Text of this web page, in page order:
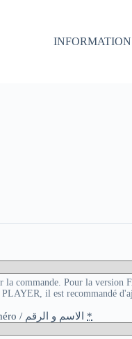
la commande. Pour la version
il est recommandé
Personnalisation Flocage: Nom et Numéro / الاسم و الرقم *